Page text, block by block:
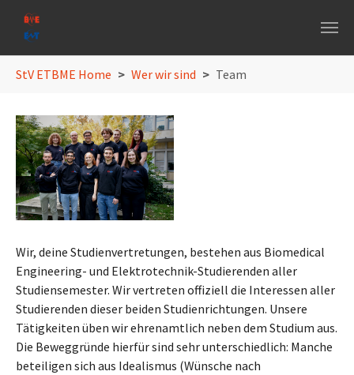
StV ETBME Home Wer wir sind Team
Show larger version
Wir, deine Studienvertretungen, bestehen aus Biomedical
Engineering- und Elektrotechnik-Studierenden aller
Studiensemester. Wir vertreten offiziell die Interessen aller
Studierenden dieser beiden Studienrichtungen. Unsere
Tätigkeiten üben wir ehrenamtlich neben dem Studium aus.
Die Beweggründe hierfür sind sehr unterschiedlich: Manche
beteiligen sich aus Idealismus (Wünsche nach